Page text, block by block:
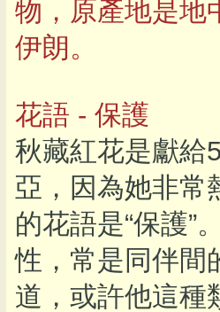
物，原產地是地
伊朗。
花語 - 保護
秋藏紅花是獻給
亞，因為她非常
的花語是“保護”
性，常是同伴間
道，或許他這種